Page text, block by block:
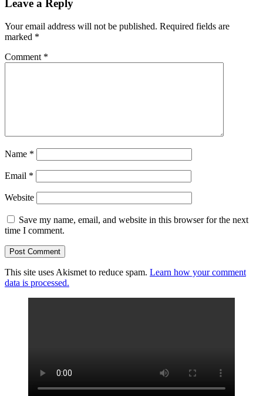
Leave a Reply
Your email address will not be published. Required fields are
marked *
Comment *
Name *
Email *
Website
Save my name, email, and website in this browser for the next
time I comment.
This site uses Akismet to reduce spam. Learn how your comment
data is processed.